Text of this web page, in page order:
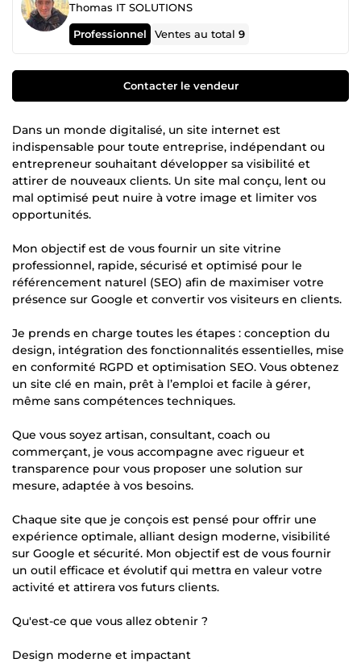
Thomas IT SOLUTIONS
Professionnel Ventes au total9
Contacter le vendeur
Dans un monde digitalisé, un site internet est
indispensable pour toute entreprise, indépendant ou
entrepreneur souhaitant développer sa visibilité et
attirer de nouveaux clients. Un site mal conçu, lent ou
mal optimisé peut nuire à votre image et limiter vos
opportunités.
Mon objectif est de vous fournir un site vitrine
professionnel, rapide, sécurisé et optimisé pour le
référencement naturel (SEO) afin de maximiser votre
présence sur Google et convertir vos visiteurs en clients.
Je prends en charge toutes les étapes : conception du
design, intégration des fonctionnalités essentielles, mise
en conformité RGPD et optimisation SEO. Vous obtenez
un site clé en main, prêt à l’emploi et facile à gérer,
même sans compétences techniques.
Que vous soyez artisan, consultant, coach ou
commerçant, je vous accompagne avec rigueur et
transparence pour vous proposer une solution sur
mesure, adaptée à vos besoins.
Chaque site que je conçois est pensé pour offrir une
expérience optimale, alliant design moderne, visibilité
sur Google et sécurité. Mon objectif est de vous fournir
un outil efficace et évolutif qui mettra en valeur votre
activité et attirera vos futurs clients.
Qu'est-ce que vous allez obtenir ?
Design moderne et impactant